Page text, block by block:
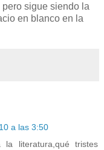
pero sigue siendo la
en blanco en la
a las 3:50
literatura,qué tristes